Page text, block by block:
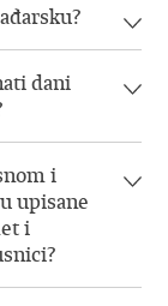
dani
i
upisane
i